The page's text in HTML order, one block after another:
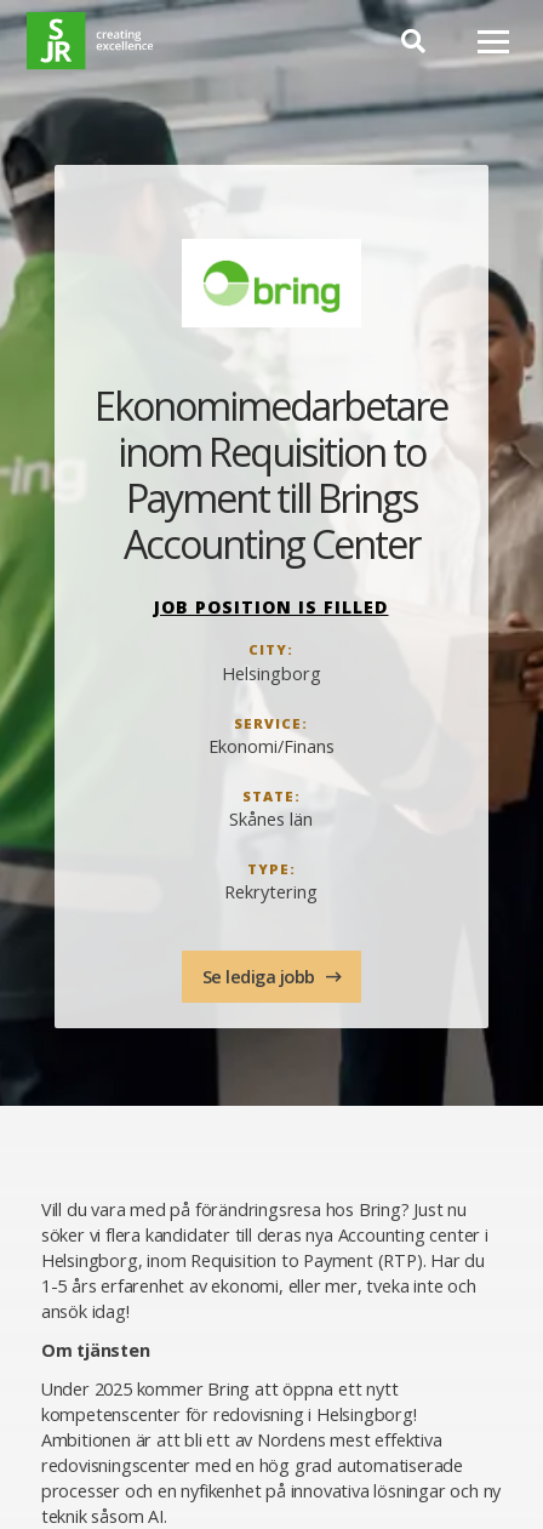
Hoppa till innehåll
JOB POSITION IS FILLED
CITY:
Helsingborg
SERVICE:
Ekonomi/Finans
STATE:
Skånes län
TYPE:
Rekrytering
Ekonomimedarbetare
inom Requisition to
Payment till Brings
Accounting Center
Se lediga jobb
Vill du vara med på förändringsresa hos Bring? Just nu
söker vi flera kandidater till deras nya Accounting center i
Helsingborg, inom Requisition to Payment (RTP). Har du
1-5 års erfarenhet av ekonomi, eller mer, tveka inte och
ansök idag!
Om tjänsten
Under 2025 kommer Bring att öppna ett nytt
kompetenscenter för redovisning i Helsingborg!
Ambitionen är att bli ett av Nordens mest effektiva
redovisningscenter med en hög grad automatiserade
processer och en nyfikenhet på innovativa lösningar och ny
teknik såsom AI.